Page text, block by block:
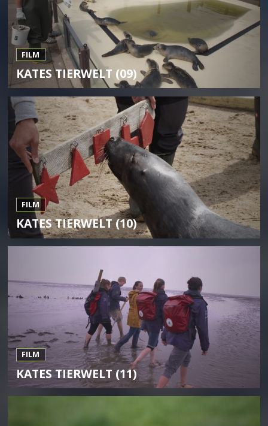
FILM
KATES TIERWELT (09)
FILM
KATES TIERWELT (10)
FILM
KATES TIERWELT (11)